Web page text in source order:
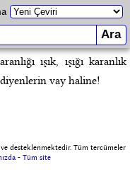
ışık, ışığı karanlık
diyenlerin vay haline!
desteklenmektedir. Tüm tercümeler
-Tüm site